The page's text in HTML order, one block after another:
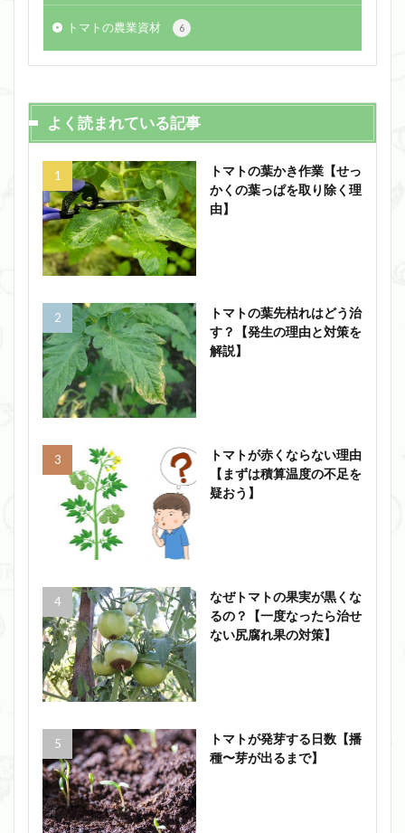
トマトの農業資材 6
よく読まれている記事
トマトの葉かき作業【せっ
かくの葉っぱを取り除く理
由】
トマトの葉先枯れはどう治
す？【発生の理由と対策を
解説】
トマトが赤くならない理由
【まずは積算温度の不足を
疑おう】
なぜトマトの果実が黒くな
るの？【一度なったら治せ
ない尻腐れ果の対策】
トマトが発芽する日数【播
種〜芽が出るまで】